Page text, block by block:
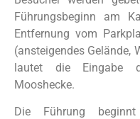
Führungsbeginn am
Entfernung vom
(ansteigendes Gelände,
lautet die Eingabe
Mooshecke.
Die Führung